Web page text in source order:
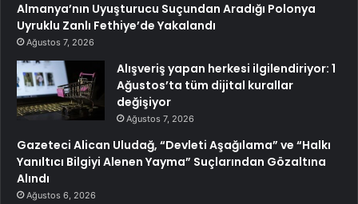
Almanya’nın Uyuşturucu Suçundan Aradığı Polonya
Uyruklu Zanlı Fethiye’de Yakalandı
Ağustos 7, 2026
Alışveriş yapan herkesi ilgilendiriyor: 1
Ağustos’ta tüm dijital kurallar
değişiyor
Ağustos 7, 2026
Gazeteci Alican Uludağ, “Devleti Aşağılama” ve “Halkı
Yanıltıcı Bilgiyi Alenen Yayma” Suçlarından Gözaltına
Alındı
Ağustos 6, 2026